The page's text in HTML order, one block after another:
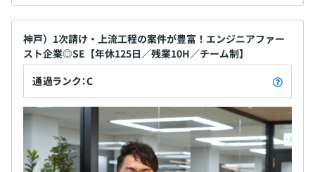
神戸）1次請け・上流工程の案件が豊富！エンジニアファー
スト企業◎SE【年休125日／残業10H／チーム制】
通過ランク：C